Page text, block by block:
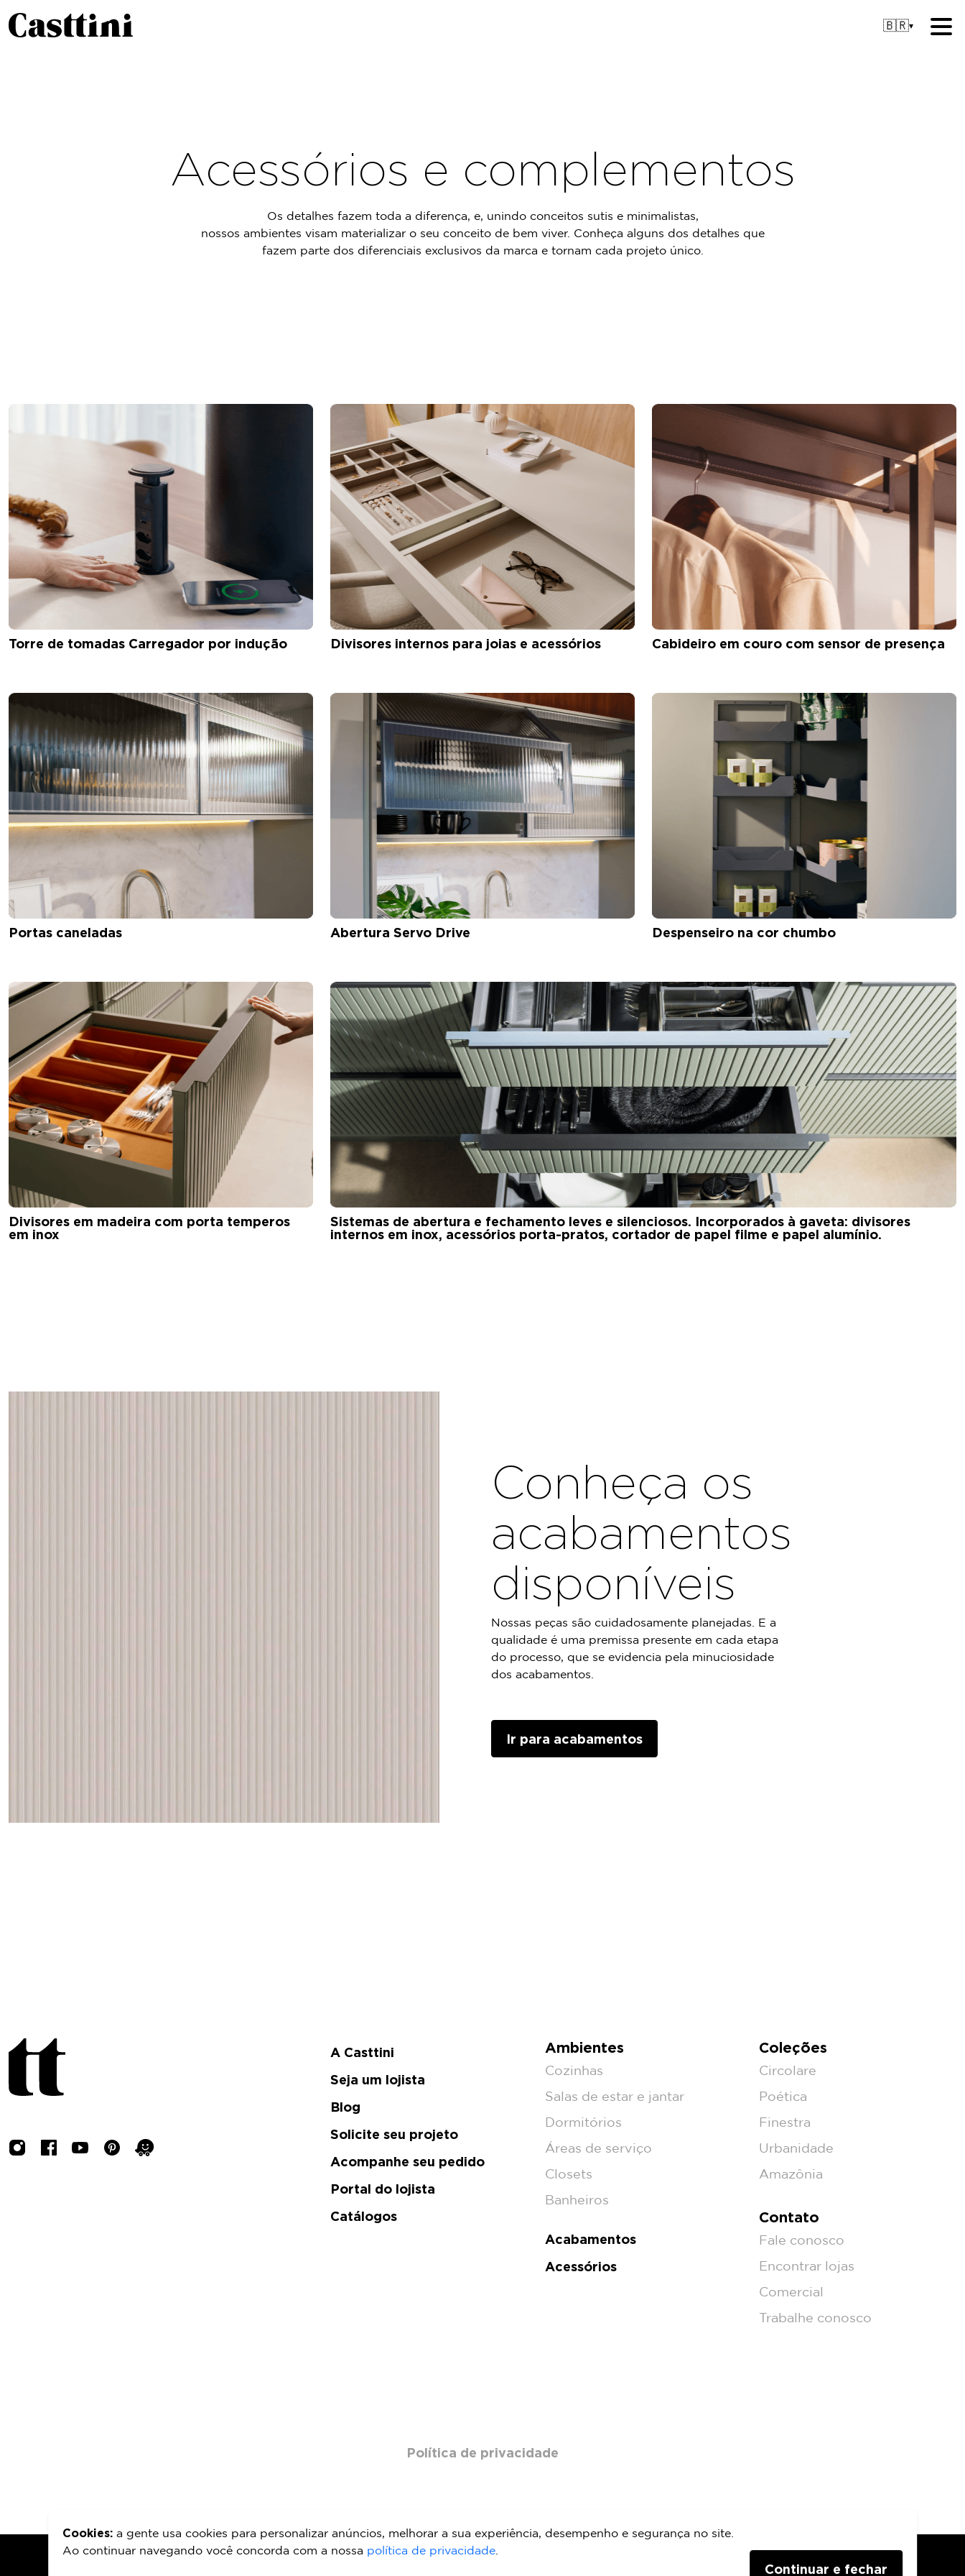
🇧🇷▾
Acessórios e complementos
Os detalhes fazem toda a diferença, e, unindo conceitos sutis e minimalistas,
nossos ambientes visam materializar o seu conceito de bem viver. Conheça alguns dos detalhes que
fazem parte dos diferenciais exclusivos da marca e tornam cada projeto único.
Torre de tomadas Carregador por indução Divisores internos para joias e acessórios Cabideiro em couro com sensor de presença
Portas caneladas Abertura Servo Drive Despenseiro na cor chumbo
Divisores em madeira com porta temperos
em inox
Sistemas de abertura e fechamento leves e silenciosos. Incorporados à gaveta: divisores
internos em inox, acessórios porta-pratos, cortador de papel filme e papel alumínio.
Conheça os
acabamentos
disponíveis
Nossas peças são cuidadosamente planejadas. E a
qualidade é uma premissa presente em cada etapa
do processo, que se evidencia pela minuciosidade
dos acabamentos.
Ir para acabamentos
A Casttini
Seja um lojista
Blog
Solicite seu projeto
Acompanhe seu pedido
Portal do lojista
Catálogos
Ambientes
Cozinhas
Salas de estar e jantar
Dormitórios
Áreas de serviço
Closets
Banheiros
Acabamentos
Acessórios
Coleções
Circolare
Poética
Finestra
Urbanidade
Amazônia
Contato
Fale conosco
Encontrar lojas
Comercial
Trabalhe conosco
Política de privacidade
Cookies:a gente usa cookies para personalizar anúncios, melhorar a sua experiência, desempenho e segurança no site.
Ao continuar navegando você concorda com a nossa política de privacidade.
Continuar e fechar